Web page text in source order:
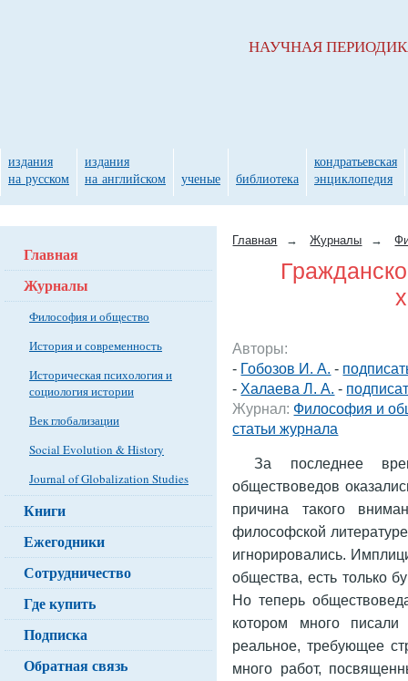
Главная → Журналы →
Авторы:
- Гобозов И. А. -
- Халаева Л. А. -
Журнал: Философия и
статьи журнала
За последнее
обществоведов
причина такого
философской
игнорировались.
общества, есть только
Но теперь
котором много
реальное, требующее
много работ,
Главная
Журналы
Философия и общество
История и современность
Историческая психология и
социология истории
Век глобализации
Social Evolution & History
Journal of Globalization Studies
Книги
Ежегодники
Сотрудничество
Где купить
Подписка
Обратная связь
НАУЧНАЯ
издания
на русском
издания
на английском
ученые библиотека
кондратьевская
энциклопедия